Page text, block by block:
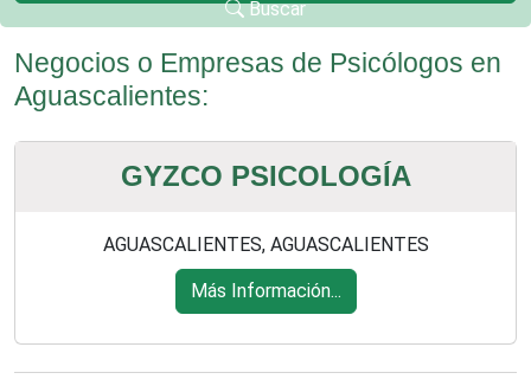
Buscar
Negocios o Empresas de Psicólogos en
Aguascalientes:
GYZCO PSICOLOGÍA
AGUASCALIENTES, AGUASCALIENTES
Más Información...